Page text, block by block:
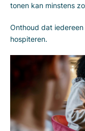
tonen kan minstens
Onthoud dat
hospiteren.